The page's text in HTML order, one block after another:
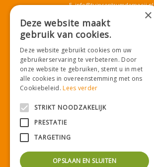
E.info@tuincentrumdemooij.nl
Download onze App!
×
Deze website maakt
gebruik van cookies.
Deze website gebruikt cookies om uw
gebruikerservaring te verbeteren. Door
onze website te gebruiken, stemt u in met
alle cookies in overeenstemming met ons
Cookiebeleid.Lees verder
STRIKT NOODZAKELIJK
PRESTATIE
TARGETING
OPSLAAN EN SLUITEN